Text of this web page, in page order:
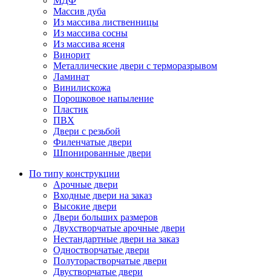
Массив дуба
Из массива лиственницы
Из массива сосны
Из массива ясеня
Винорит
Металлические двери с терморазрывом
Ламинат
Винилискожа
Порошковое напыление
Пластик
ПВХ
Двери с резьбой
Филенчатые двери
Шпонированные двери
По типу конструкции
Арочные двери
Входные двери на заказ
Высокие двери
Двери больших размеров
Двухстворчатые арочные двери
Нестандартные двери на заказ
Одностворчатые двери
Полуторастворчатые двери
Двустворчатые двери